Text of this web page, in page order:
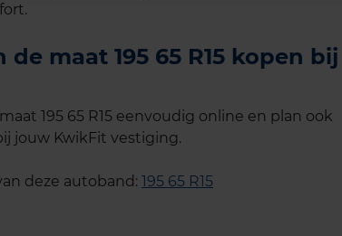
de maat 195 65 R15 kopen bij
195 65 R15 eenvoudig online en plan ook
jouw KwikFit vestiging.
deze autoband: 195 65 R15